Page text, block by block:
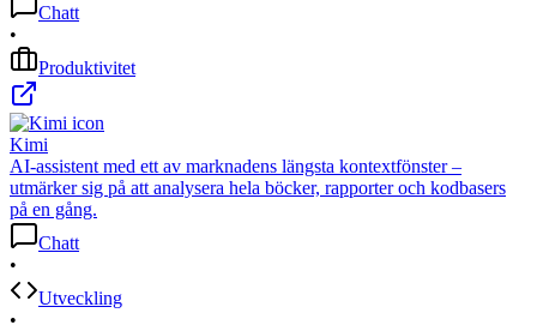
Chatt
•
Produktivitet
Kimi
AI-assistent med ett av marknadens längsta kontextfönster –
utmärker sig på att analysera hela böcker, rapporter och kodbasers
på en gång.
Chatt
•
Utveckling
•